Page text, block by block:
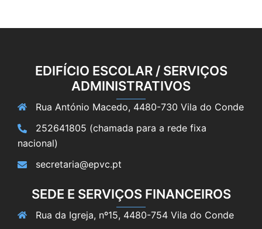
EDIFÍCIO ESCOLAR / SERVIÇOS
ADMINISTRATIVOS
Rua António Macedo, 4480-730 Vila do Conde
252641805 (chamada para a rede fixa
nacional)
secretaria@epvc.pt
SEDE E SERVIÇOS FINANCEIROS
Rua da Igreja, nº15, 4480-754 Vila do Conde